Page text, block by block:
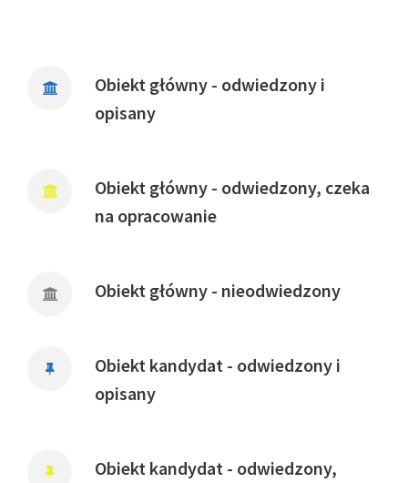
Obiekt główny - odwiedzony i
opisany
Obiekt główny - odwiedzony, czeka
na opracowanie
Obiekt główny - nieodwiedzony
Obiekt kandydat - odwiedzony i
opisany
Obiekt kandydat - odwiedzony,